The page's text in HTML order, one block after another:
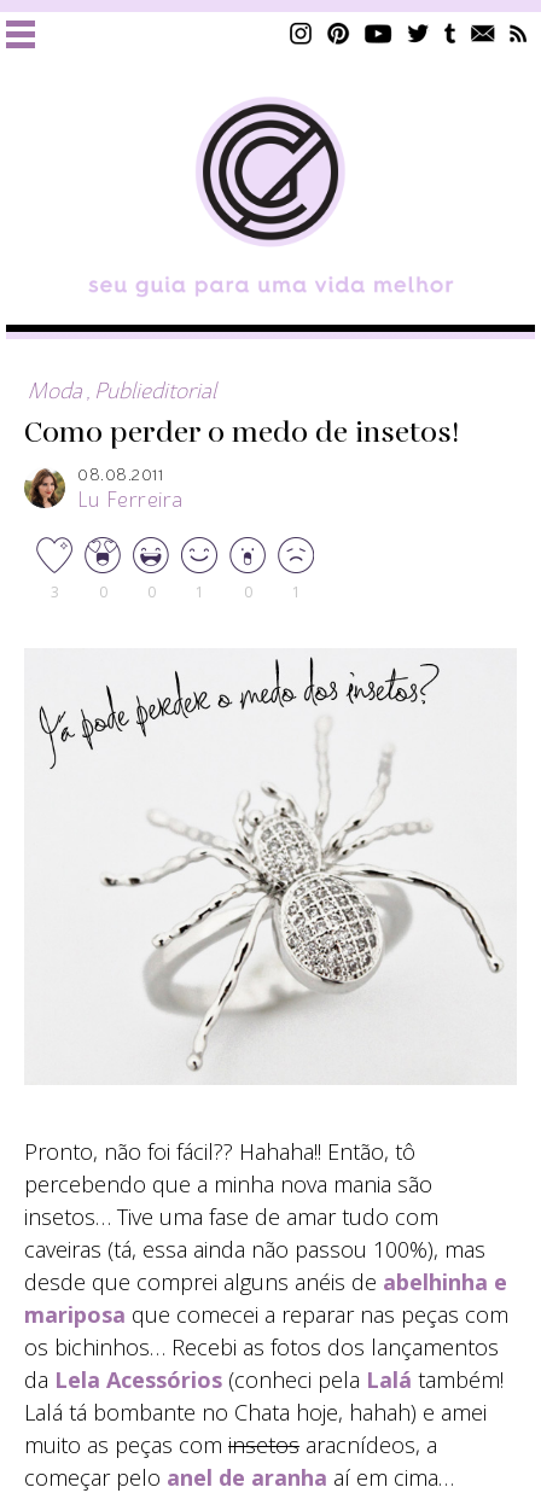
Moda Publieditorial
Como perder o medo de insetos!
08.08.2011
Lu Ferreira
3 0 0 1 0 1
Pronto, não foi fácil?? Hahaha!! Então, tô
percebendo que a minha nova mania são
insetos… Tive uma fase de amar tudo com
caveiras (tá, essa ainda não passou 100%), mas
desde que comprei alguns anéis de abelhinha e
mariposa que comecei a reparar nas peças com
os bichinhos… Recebi as fotos dos lançamentos
da Lela Acessórios (conheci pela Lalá também!
Lalá tá bombante no Chata hoje, hahah) e amei
muito as peças com insetos aracnídeos, a
começar pelo anel de aranha aí em cima…